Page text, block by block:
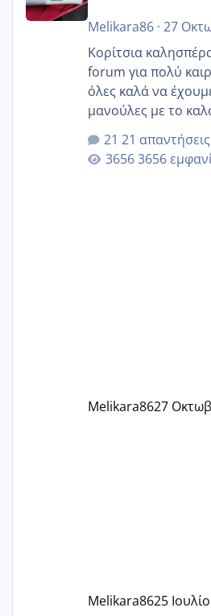
Melikara86· 27
Κορίτσια
forum για πολύ
όλες καλά να
μανούλες με το
αυτές που ήδη
γερα μωράκια στην
🙏🏼🙏🏼 Ας πάμε λοιπόν στο θέμα μου.
21 απαντήσεις
3656
Melikara8627
Melikara8625